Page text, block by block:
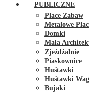
PUBLICZNE
Place Zabaw
Metalowe
Domki
Mała
Zjeżdżalnie
Piaskownice
Huśtawki
Huśtawki
Bujaki